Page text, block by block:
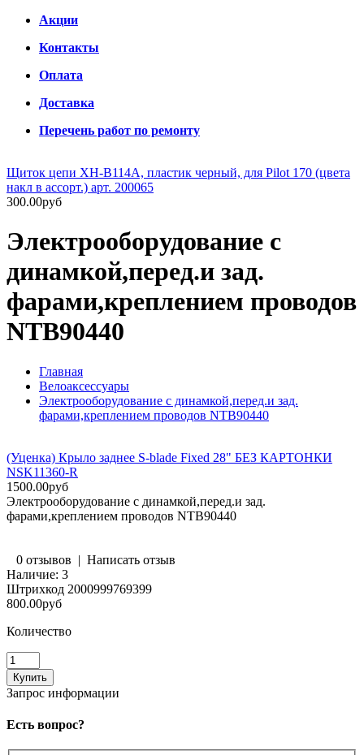
Акции
Контакты
Оплата
Доставка
Перечень работ по ремонту
Щиток цепи XH-B114A, пластик черный, для Pilot 170 (цвета
накл в ассорт.) арт. 200065
300.00руб
Электрооборудование с
динамкой,перед.и зад.
фарами,креплением проводов
NTB90440
Главная
Велоаксессуары
Электрооборудование с динамкой,перед.и зад.
фарами,креплением проводов NTB90440
(Уценка) Крыло заднее S-blade Fixed 28" БЕЗ КАРТОНКИ
NSK11360-R
1500.00руб
Электрооборудование с динамкой,перед.и зад.
фарами,креплением проводов NTB90440
0 отзывов | Написать отзыв
Наличие: 3
Штрихкод 2000999769399
800.00руб
Количество
Запрос информации
Есть вопрос?